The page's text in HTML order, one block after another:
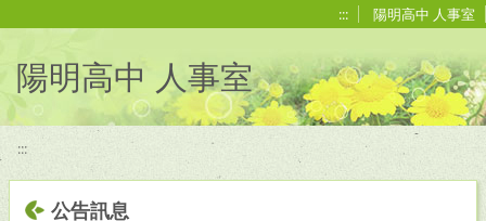
::: 陽明高中 人事室
陽明高中 人事室
:::
公告訊息